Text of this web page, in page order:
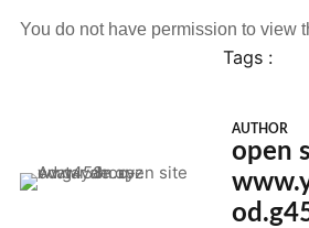
You do not have permission to view
Tags :
AUTHOR
open